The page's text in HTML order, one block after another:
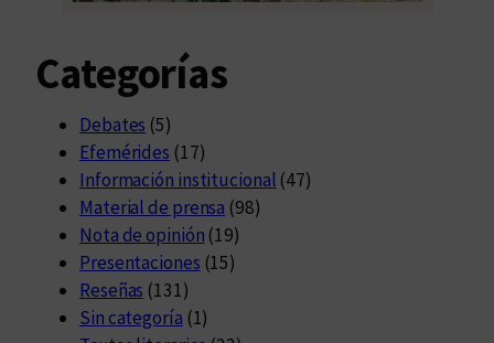
Categorías
Debates (5)
Efemérides (17)
Información institucional (47)
Material de prensa (98)
Nota de opinión (19)
Presentaciones (15)
Reseñas (131)
Sin categoría (1)